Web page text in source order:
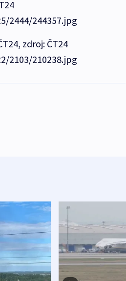
2444/244357.jpg
zdroj: ČT24
2103/210238.jpg